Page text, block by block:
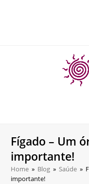
Fígado – Um
importante!
Home » Blog » Saúde »
importante!